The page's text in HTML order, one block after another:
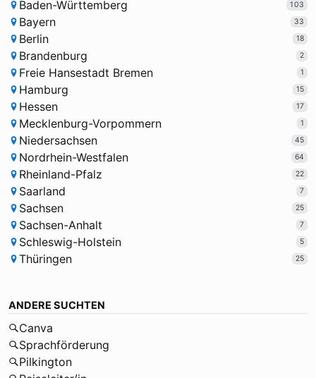
Baden-Württemberg
103
Bayern 33
Berlin 18
Brandenburg 2
Freie Hansestadt Bremen 1
Hamburg 15
Hessen 17
Mecklenburg-Vorpommern 1
Niedersachsen 45
Nordrhein-Westfalen 64
Rheinland-Pfalz 22
Saarland 7
Sachsen 25
Sachsen-Anhalt 7
Schleswig-Holstein 5
Thüringen 25
ANDERE SUCHTEN
Canva
Sprachförderung
Pilkington